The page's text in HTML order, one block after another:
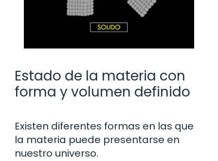
Estado de la materia con
forma y volumen definido
Existen diferentes formas en las que
la materia puede presentarse en
nuestro universo.